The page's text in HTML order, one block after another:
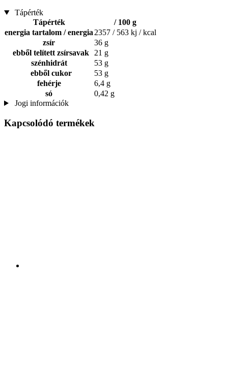
Tápérték
Tápérték
/ 100 g
energia tartalom / energia 2357 / 563 kj / kcal
zsír
36 g
ebből telített zsírsavak
21 g
szénhidrát
53 g
ebből cukor
53 g
fehérje
6,4 g
só
0,42 g
Jogi információk
Kapcsolódó termékek